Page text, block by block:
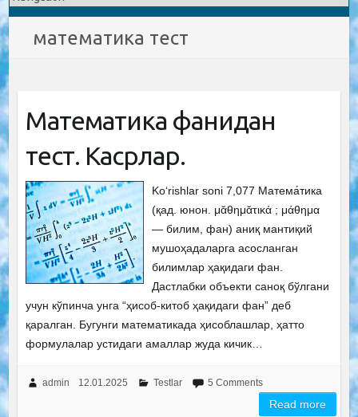
математика тест
Математика фанидан
тест. Касрлар.
Ko‘rishlar soni 7,077 Матема́тика
(қад. юнон. μᾰθημᾰτικά ; μάθημα
— билим, фан) аниқ мантиқий
мушоҳадаларга асосланган
билимлар ҳақидаги фан.
Дастлабки объекти саноқ бўлгани
учун кўпинча унга “ҳисоб-китоб ҳақидаги фан” деб
қаралган. Бугунги математикада ҳисоблашлар, ҳатто
формулалар устидаги амаллар жуда кичик…
admin 12.01.2025 Testlar 5 Comments
Read more